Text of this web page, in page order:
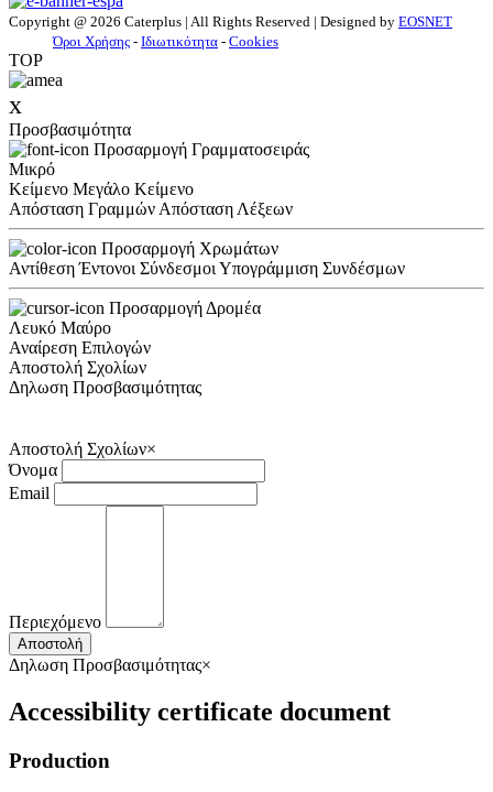
Copyright @ 2026 Caterplus | All Rights Reserved | Designed by EOSNET
Όροι Χρήσης - Ιδιωτικότητα - Cookies
TOP
x
Προσβασιμότητα
Προσαρμογή Γραμματοσειράς
Μικρό
Κείμενο Μεγάλο Κείμενο
Απόσταση Γραμμών Απόσταση Λέξεων
Προσαρμογή Χρωμάτων
Αντίθεση Έντονοι Σύνδεσμοι Υπογράμμιση Συνδέσμων
Προσαρμογή Δρομέα
Λευκό Μαύρο
Αναίρεση Επιλογών
Αποστολή Σχολίων
Δηλωση Προσβασιμότητας
Αποστολή Σχολίων×
Όνομα
Email
Περιεχόμενο
Αποστολή
Δηλωση Προσβασιμότητας×
Accessibility certificate document
Production